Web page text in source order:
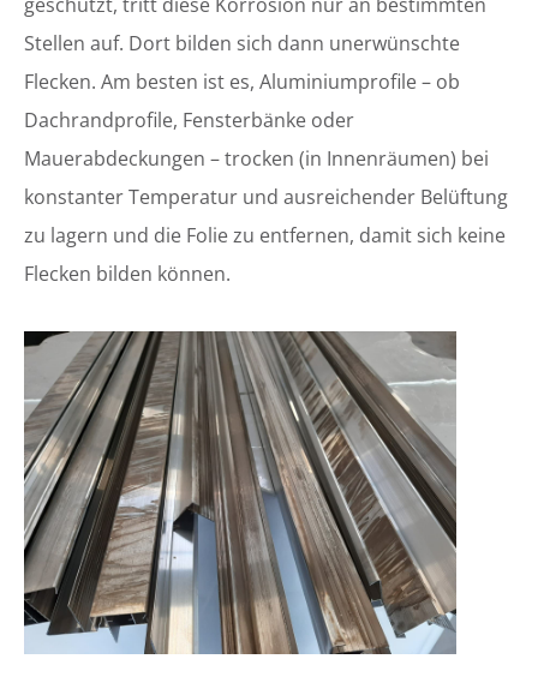
Stellen auf. Dort bilden sich dann unerwünschte
Flecken. Am besten ist es, Aluminiumprofile – ob
Dachrandprofile, Fensterbänke oder
Mauerabdeckungen – trocken (in Innenräumen) bei
konstanter Temperatur und ausreichender Belüftung
zu lagern und die Folie zu entfernen, damit sich keine
Flecken bilden können.